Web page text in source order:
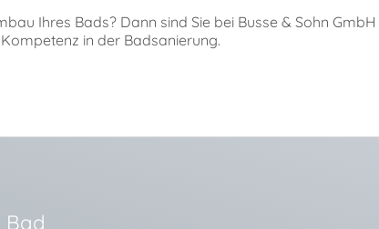
Ihres Bads? Dann sind Sie bei Busse & Sohn GmbH
in der Badsanierung.
Bad